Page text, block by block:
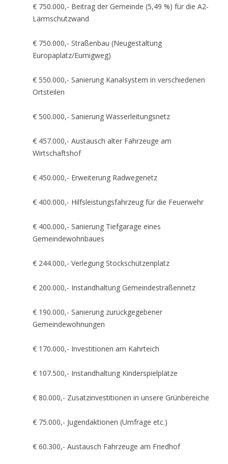
€ 750.000,- Beitrag der Gemeinde (5,49 %) für die A2-
Lärmschutzwand
€ 750.000,- Straßenbau (Neugestaltung
Europaplatz/Eumigweg)
€ 550.000,- Sanierung Kanalsystem in verschiedenen
Ortsteilen
€ 500.000,- Sanierung Wasserleitungsnetz
€ 457.000,- Austausch alter Fahrzeuge am
Wirtschaftshof
€ 450.000,- Erweiterung Radwegenetz
€ 400.000,- Hilfsleistungsfahrzeug für die Feuerwehr
€ 400.000,- Sanierung Tiefgarage eines
Gemeindewohnbaues
€ 244.000,- Verlegung Stockschützenplatz
€ 200.000,- Instandhaltung Gemeindestraßennetz
€ 190.000,- Sanierung zurückgegebener
Gemeindewohnungen
€ 170.000,- Investitionen am Kahrteich
€ 107.500,- Instandhaltung Kinderspielplätze
€ 80.000,- Zusatzinvestitionen in unsere Grünbereiche
€ 75.000,- Jugendaktionen (Umfrage etc.)
€ 60.300,- Austausch Fahrzeuge am Friedhof